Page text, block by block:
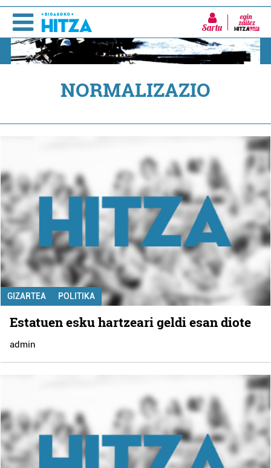
Sartu
NORMALIZAZIO
GIZARTEA POLITIKA
Estatuen esku hartzeari geldi esan diote
admin